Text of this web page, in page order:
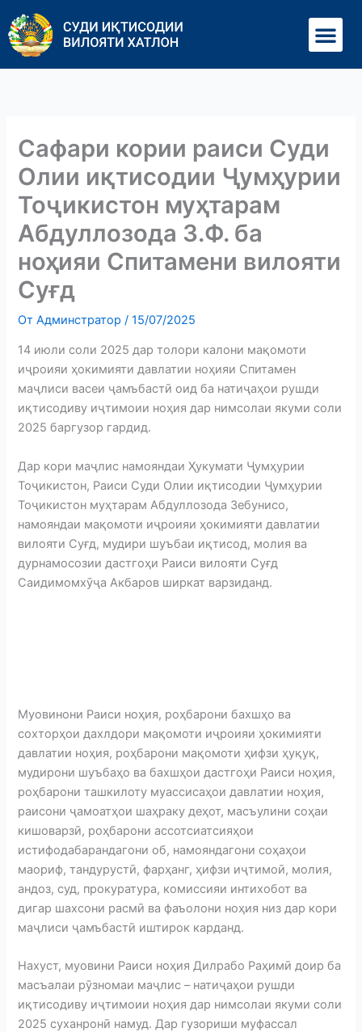
содержимому
Сафари кории раиси Суди
Олии иқтисодии Ҷумҳурии
Тоҷикистон муҳтарам
Абдуллозода З.Ф. ба
ноҳияи Спитамени вилояти
Суғд
ОтАдминстратор/15/07/2025
14 июли соли 2025 дар толори калони мақомоти
иҷроияи ҳокимияти давлатии ноҳияи Спитамен
маҷлиси васеи ҷамъбастӣ оид ба натиҷаҳои рушди
иқтисодиву иҷтимоии ноҳия дар нимсолаи якуми соли
2025 баргузор гардид.
Дар кори маҷлис намояндаи Ҳукумати Ҷумҳурии
Тоҷикистон, Раиси Суди Олии иқтисодии Ҷумҳурии
Тоҷикистон муҳтарам Абдуллозода Зебунисо,
намояндаи мақомоти иҷроияи ҳокимияти давлатии
вилояти Суғд, мудири шуъбаи иқтисод, молия ва
дурнамосозии дастгоҳи Раиси вилояти Суғд
Саидимомхӯҷа Акбаров ширкат варзиданд.
Муовинони Раиси ноҳия, роҳбарони бахшҳо ва
сохторҳои дахлдори мақомоти иҷроияи ҳокимияти
давлатии ноҳия, роҳбарони мақомоти ҳифзи ҳуқуқ,
мудирони шуъбаҳо ва бахшҳои дастгоҳи Раиси ноҳия,
роҳбарони ташкилоту муассисаҳои давлатии ноҳия,
раисони ҷамоатҳои шаҳраку деҳот, масъулини соҳаи
кишоварзӣ, роҳбарони ассотсиатсияҳои
истифодабарандагони об, намояндагони соҳаҳои
маориф, тандурустӣ, фарҳанг, ҳифзи иҷтимоӣ, молия,
андоз, суд, прокуратура, комиссияи интихобот ва
дигар шахсони расмӣ ва фаъолони ноҳия низ дар кори
маҷлиси ҷамъбастӣ иштирок карданд.
Нахуст, муовини Раиси ноҳия Дилрабо Раҳимӣ доир ба
масъалаи рӯзномаи маҷлис – натиҷаҳои рушди
иқтисодиву иҷтимоии ноҳия дар нимсолаи якуми соли
2025 суханронӣ намуд. Дар гузориши муфассал